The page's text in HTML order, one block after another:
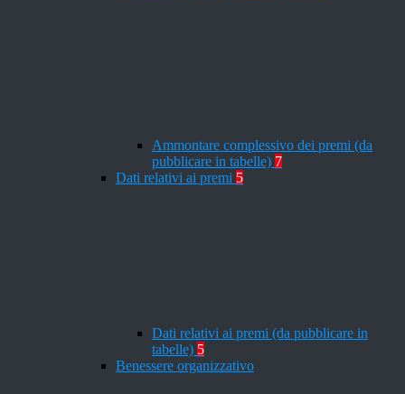
Ammontare complessivo dei premi (da
pubblicare in tabelle) 7
Dati relativi ai premi 5
Dati relativi ai premi (da pubblicare in
tabelle) 5
Benessere organizzativo